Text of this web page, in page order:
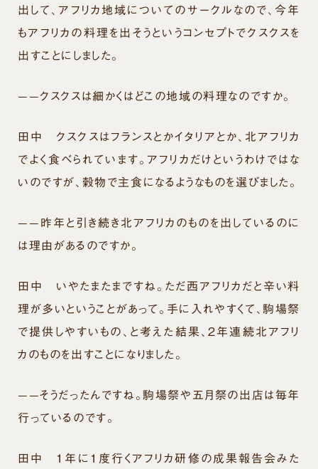
出して、アフリカ地域についてのサークルなので、今年
もアフリカの料理を出そうというコンセプトでクスクスを
出すことにしました。
——クスクスは細かくはどこの地域の料理なのですか。
田中
クスクスはフランスとかイタリアとか、北アフリカ
でよく食べられています。アフリカだけというわけではな
いのですが、穀物で主食になるようなものを選びました。
——昨年と引き続き北アフリカのものを出しているのに
は理由があるのですか。
田中
いやたまたまですね。ただ西アフリカだと辛い料
理が多いということがあって。手に入れやすくて、駒場祭
で提供しやすいもの、と考えた結果、２年連続北アフリ
カのものを出すことになりました。
——そうだったんですね。駒場祭や五月祭の出店は毎年
行っているのです。
田中 １年に１度行くアフリカ研修の成果報告会みた